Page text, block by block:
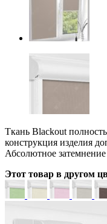
Ткань Blackout
конструкция изделия
Абсолютное
Этот товар в другом